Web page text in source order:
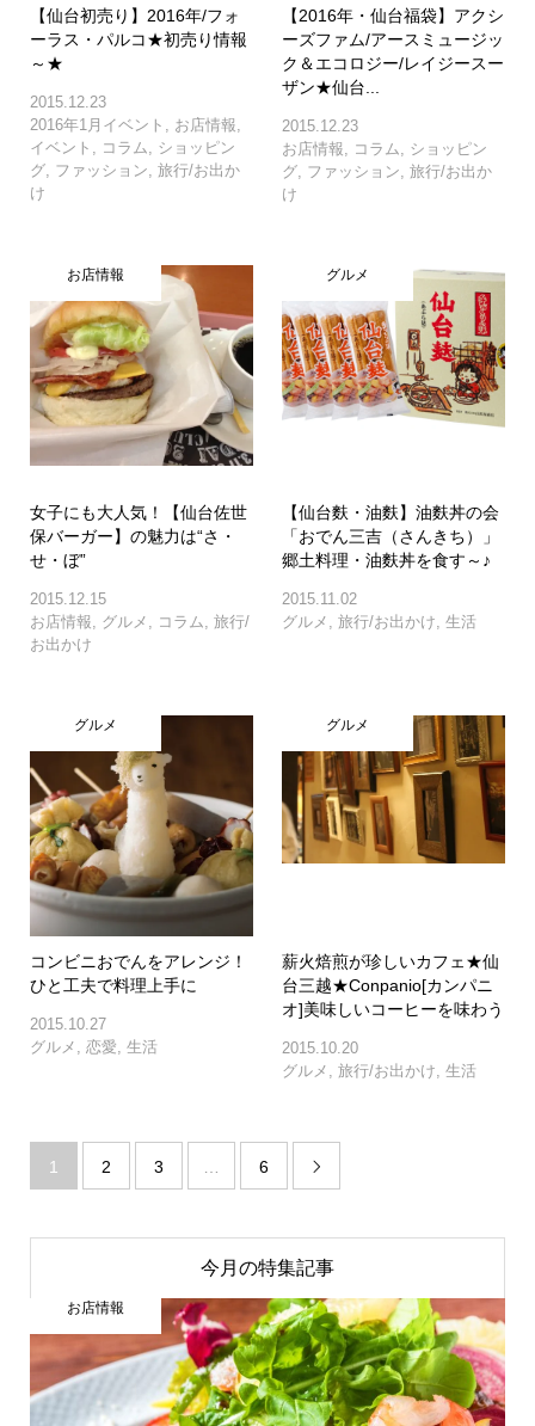
【仙台初売り】2016年/フォ
ーラス・パルコ★初売り情報
～★
2015.12.23
2016年1月イベント
お店情報
イベント
コラム
ショッピン
グ, ファッション 旅行/お出か
け
【2016年・仙台福袋】アクシ
ーズファム/アースミュージッ
ク＆エコロジー/レイジースー
ザン★仙台...
2015.12.23
お店情報
コラム
ショッピン
グ ファッション ,旅行/お出か
け
お店情報
女子にも大人気！【仙台佐世
保バーガー】の魅力は“さ・
せ・ぼ”
2015.12.15
お店情報
グルメ コラム
旅行/
お出かけ
グルメ
【仙台麩・油麩】油麩丼の会
「おでん三吉（さんきち）」
郷土料理・油麩丼を食す～♪
2015.11.02
グルメ
,旅行/お出かけ ,生活
グルメ
コンビニおでんをアレンジ！
ひと工夫で料理上手に
2015.10.27
グルメ , 恋愛, 生活
グルメ
薪火焙煎が珍しいカフェ★仙
台三越★Conpanio[カンパニ
オ]美味しいコーヒーを味わう
2015.10.20
グルメ ,旅行/お出かけ,生活
1 2 3 … 6 
今月の特集記事
お店情報